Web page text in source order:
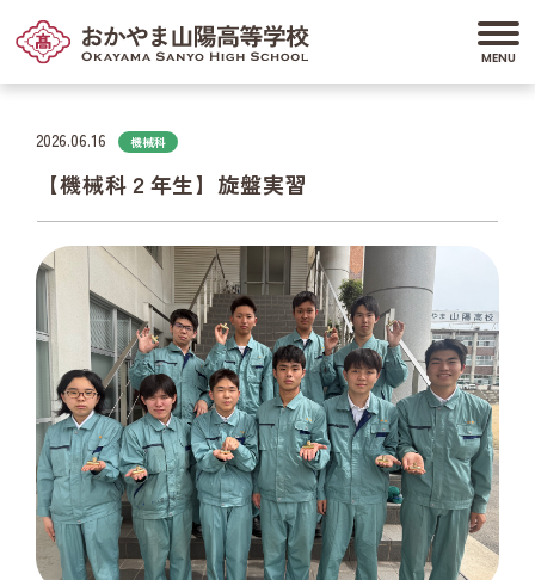
2026.06.16 機械科
【機械科２年生】旋盤実習